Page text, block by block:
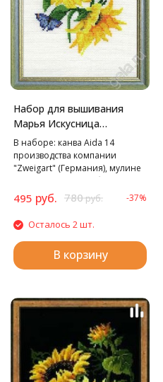
Набор для вышивания
Марья Искусница
Подсолнухи /Марья
Искусница/, 20х25 см
В наборе: канва Aida 14
производства компании
"Zweigart" (Германия), мулине
"Finca", игла, подробная схема-
инструкция.
495 руб. 780руб. -37%
Осталось 2 шт.
В корзину